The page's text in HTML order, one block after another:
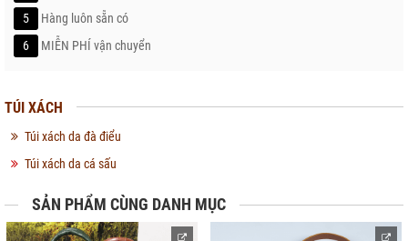
5
Hàng luôn sẵn có
6
MIỄN PHÍ vận chuyển
TÚI XÁCH
Túi xách da đà điểu
Túi xách da cá sấu
SẢN PHẨM CÙNG DANH MỤC